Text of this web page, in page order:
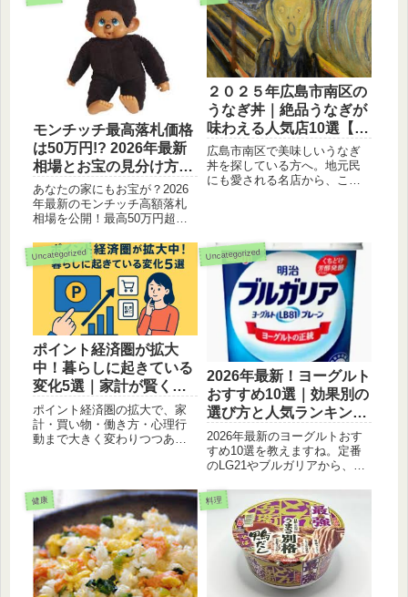
モンチッチ最高落札価格
は50万円!? 2026年最新
相場とお宝の見分け方3
選
あなたの家にもお宝が？2026
年最新のモンチッチ高額落札
相場を公開！最高50万円超え
で売れる「青い目」の見分け
方、マイケル・ジャクソン等
の人気コラボまで徹底解説。
フリマアプリで売る前にチェ
ックすべき3つの絶対条件と
は？
２０２５年広島市南区の
うなぎ丼｜絶品うなぎが
味わえる人気店10選【画
像付き】
広島市南区で美味しいうなぎ
丼を探している方へ。地元民
にも愛される名店から、こだ
の画像とともに、お店選びに
役立つ情報をお届けします。
Uncategorized
ポイント経済圏が拡大
中！暮らしに起きている
変化5選｜家計が賢くな
る新常識
ポイント経済圏の拡大で、家
計・買い物・働き方・心理行
動まで大きく変わりつつある
影響を丁寧に解説します。
Uncategorized
2026年最新！ヨーグルト
おすすめ10選｜効果別の
選び方と人気ランキン
グ。
2026年最新のヨーグルトおす
すめ10選を教えますね。定番
のLG21やブルガリアから、高
岩泉ヨーグルトまで、味・食
感・健康効果を徹底比較。ダ
イエットや腸活など、目的に
ぴったりの一品が必ず見つか
ります。
健康 料理